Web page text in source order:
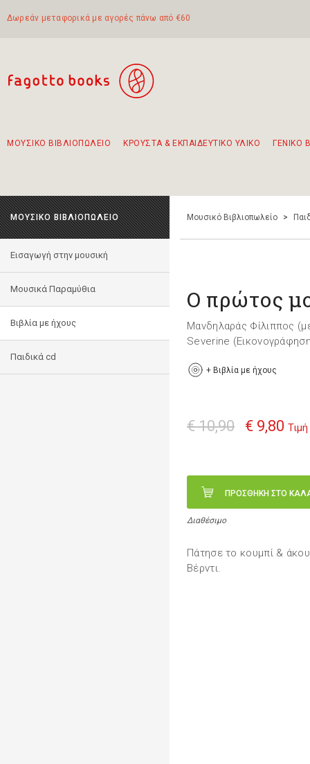
Δωρεάν μεταφορικά με αγορές πάνω από €60
ΜΟΥΣΙΚΟ ΒΙΒΛΙΟΠΩΛΕΙΟ ΚΡΟΥΣΤΑ & ΕΚΠΑΙΔΕΥΤΙΚΟ ΥΛΙΚΟ ΓΕΝΙΚΟ
ΜΟΥΣΙΚΟ ΒΙΒΛΙΟΠΩΛΕΙΟ
Εισαγωγή στην μουσική
Μουσικά Παραμύθια
Βιβλία με ήχους
Παιδικά cd
Μουσικό Βιβλιοπωλείο >
Ο πρώτος
Μανδηλαράς Φίλιππος
Severine
+ Βιβλία με ήχους
€ 10,90 € 9,80
ΠΡΟΣΘΗΚΗ ΣΤΟ
Διαθέσιμο
Πάτησε το κουμπί &
Βέρντι.